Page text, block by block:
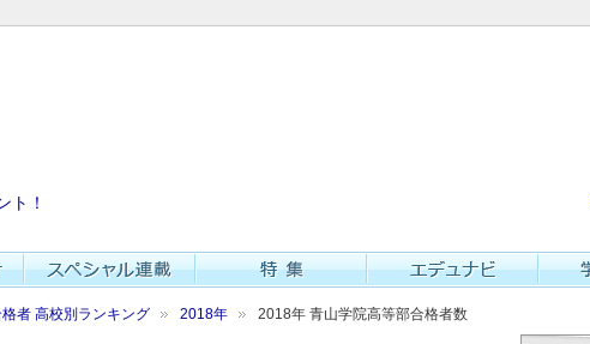
ト！
者 高校別ランキング 2018年 2018年 青山学院高等部合格者数